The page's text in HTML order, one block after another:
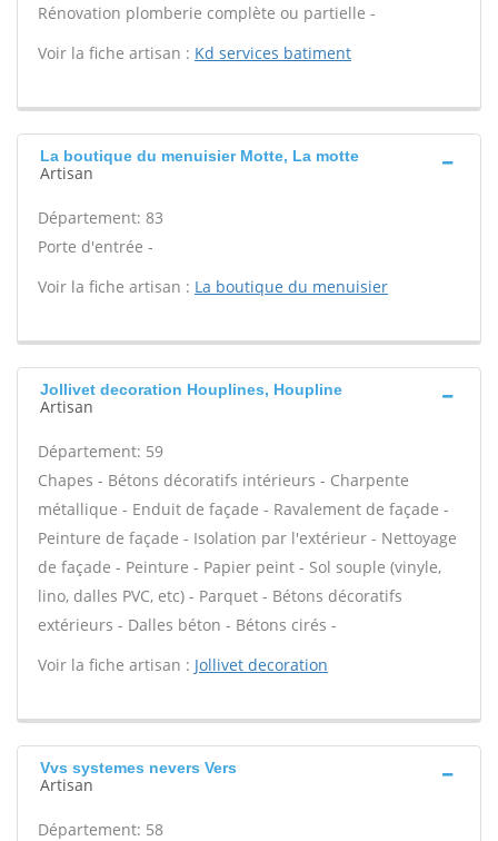
Rénovation plomberie complète ou partielle -
Voir la fiche artisan : Kd services batiment
La boutique du menuisier Motte, La motte
Artisan
Département: 83
Porte d'entrée -
Voir la fiche artisan : La boutique du menuisier
Jollivet decoration Houplines, Houpline
Artisan
Département: 59
Chapes - Bétons décoratifs intérieurs - Charpente
métallique - Enduit de façade - Ravalement de façade -
Peinture de façade - Isolation par l'extérieur - Nettoyage
de façade - Peinture - Papier peint - Sol souple (vinyle,
lino, dalles PVC, etc) - Parquet - Bétons décoratifs
extérieurs - Dalles béton - Bétons cirés -
Voir la fiche artisan : Jollivet decoration
Vvs systemes nevers Vers
Artisan
Département: 58